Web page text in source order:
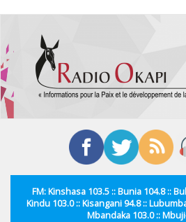
contenu
principal
FM: Kinshasa 103.5 :: Bunia 104.8 ::
Kindu 103.0 :: Kisangani 94.8 ::
Mbandaka 103.0 ::